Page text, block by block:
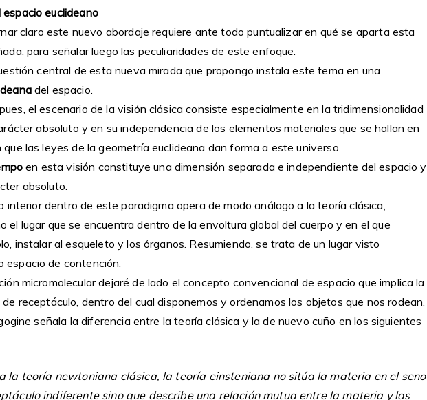
euclideano
claro este nuevo abordaje requiere ante todo puntualizar en qué se aparta esta
para señalar luego las peculiaridades de este enfoque.
central de esta nueva mirada que propongo instala este tema en una
del espacio.
el escenario de la visión clásica consiste especialmente en la tridimensionalidad
absoluto y en su independencia de los elementos materiales que se hallan en
las leyes de la geometría euclideana dan forma a este universo.
en esta visión constituye una dimensión separada e independiente del espacio y
absoluto.
interior dentro de este paradigma opera de modo análago a la teoría clásica,
el lugar que se encuentra dentro de la envoltura global del cuerpo y en el que
instalar al esqueleto y los órganos. Resumiendo, se trata de un lugar visto
espacio de contención.
micromolecular dejaré de lado el concepto convencional de espacio que implica la
receptáculo, dentro del cual disponemos y ordenamos los objetos que nos rodean.
señala la diferencia entre la teoría clásica y la de nuevo cuño en los siguientes
la teoría newtoniana clásica, la teoría einsteniana no sitúa la materia en el seno
indiferente sino que describe una relación mutua entre la materia y las